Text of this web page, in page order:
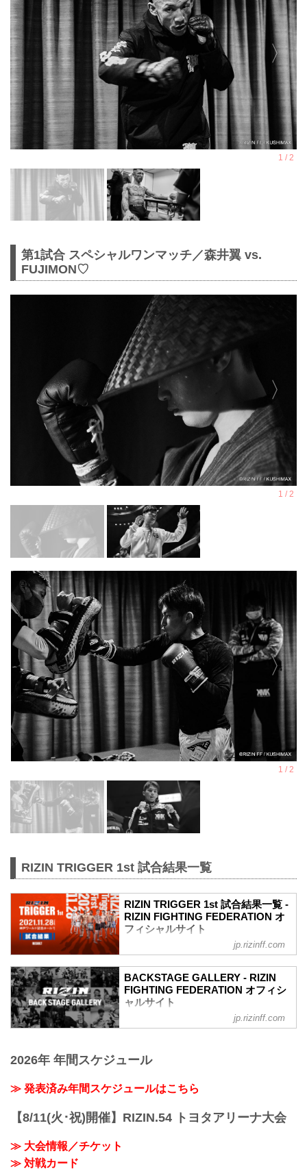
第1試合 スペシャルワンマッチ／森井翼 vs.
FUJIMON♡
RIZIN TRIGGER 1st 試合結果一覧
RIZIN TRIGGER 1st 試合結果一覧 -
RIZIN FIGHTING FEDERATION オ
フィシャルサイト
第14試合／スペシャルワンマッチ 昇侍
RIZIN MMAルール：5分 3R（66.0kg）
（LOSE）昇侍 vs. 萩原京平（WIN）
2R 1分19秒 TKO（レフェリーストップ：
RIZIN MMAルール：5分 3R（68.0kg）
3R 判定 （3-0）
第12試合／スペシャルワンマッチ ストラ
jp.rizinff.com
BACKSTAGE GALLERY - RIZIN
FIGHTING FEDERATION オフィシ
ャルサイト
BACKSTAGE GALLERY の記事一覧 - 格
イジン ファイティング フェデレーショ
いきます。
jp.rizinff.com
2026年 年間スケジュール
≫ 発表済み年間スケジュールはこちら
【8/11(火･祝)開催】RIZIN.54 トヨタアリーナ大会
≫ 大会情報／チケット
≫ 対戦カード